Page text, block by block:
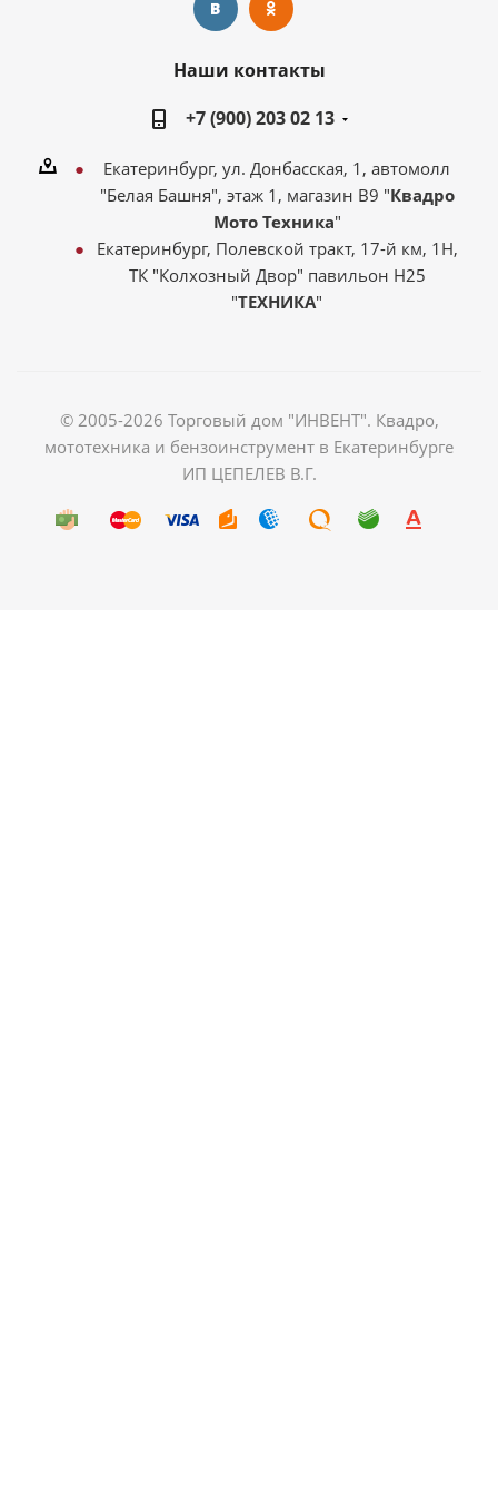
Наши контакты
+7 (900) 203 02 13
Екатеринбург, ул. Донбасская, 1, автомолл
"Белая Башня", этаж 1, магазин В9 "Квадро
Мото Техника"
Екатеринбург, Полевской тракт, 17-й км, 1Н,
ТК "Колхозный Двор" павильон Н25
"ТЕХНИКА"
© 2005-2026 Торговый дом "ИНВЕНТ". Квадро,
мототехника и бензоинструмент в Екатеринбурге
ИП ЦЕПЕЛЕВ В.Г.